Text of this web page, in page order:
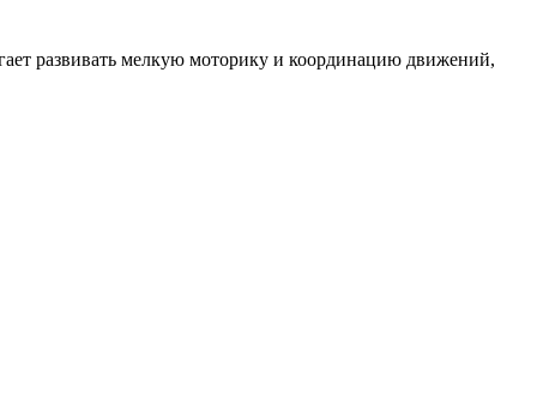
развивать мелкую моторику и координацию движений,